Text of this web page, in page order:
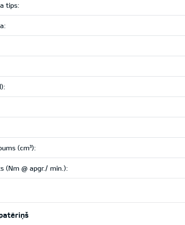
tips:
(cm³):
(Nm @ apgr./ min.):